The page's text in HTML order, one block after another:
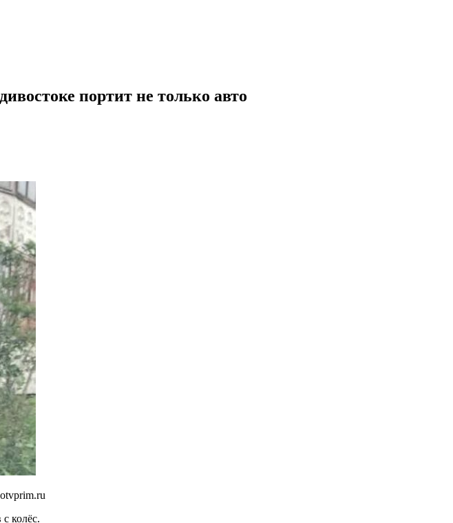
портит не только авто
колёс.